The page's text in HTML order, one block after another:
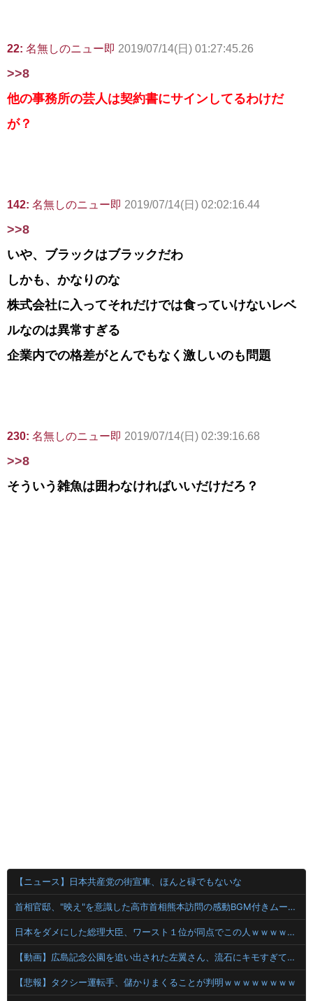
22: 名無しのニュー即 2019/07/14(日) 01:27:45.26
>>8
他の事務所の芸人は契約書にサインしてるわけだ
が？
142: 名無しのニュー即 2019/07/14(日) 02:02:16.44
>>8
いや、ブラックはブラックだわ
しかも、かなりのな
株式会社に入ってそれだけでは食っていけないレベ
ルなのは異常すぎる
企業内での格差がとんでもなく激しいのも問題
230: 名無しのニュー即 2019/07/14(日) 02:39:16.68
>>8
そういう雑魚は囲わなければいいだけだろ？
【ニュース】日本共産党の街宣車、ほんと碌でもないな
首相官邸、"映え"を意識した高市首相熊本訪問の感動BGM付きムービーを投稿「全部が全部ありがたかったです」
日本をダメにした総理大臣、ワースト１位が同点でこの人ｗｗｗｗｗｗ
【動画】広島記念公園を追い出された左翼さん、流石にキモすぎて炎上
【悲報】タクシー運転手、儲かりまくることが判明ｗｗｗｗｗｗｗｗ